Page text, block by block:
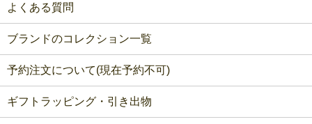
よくある質問
ブランドのコレクション一覧
予約注文について(現在予約不可)
ギフトラッピング・引き出物